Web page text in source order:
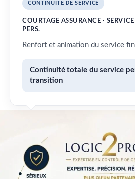
CONTINUITÉ DE SERVICE
COURTAGE ASSURANCE ·
PERS.
Renfort et animation du service
Continuité totale du service
transition